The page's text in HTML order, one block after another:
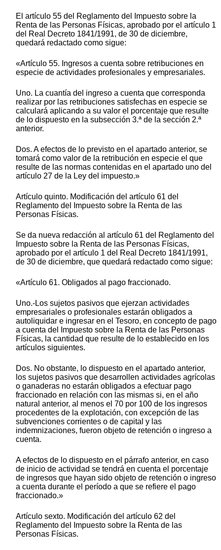
El artículo 55 del Reglamento del Impuesto sobre la
Renta de las Personas Físicas, aprobado por el artículo 1
del Real Decreto 1841/1991, de 30 de diciembre,
quedará redactado como sigue:
«Artículo 55. Ingresos a cuenta sobre retribuciones en
especie de actividades profesionales y empresariales.
Uno. La cuantía del ingreso a cuenta que corresponda
realizar por las retribuciones satisfechas en especie se
calculará aplicando a su valor el porcentaje que resulte
de lo dispuesto en la subsección 3.ª de la sección 2.ª
anterior.
Dos. A efectos de lo previsto en el apartado anterior, se
tomará como valor de la retribución en especie el que
resulte de las normas contenidas en el apartado uno del
artículo 27 de la Ley del impuesto.»
Artículo quinto. Modificación del artículo 61 del
Reglamento del Impuesto sobre la Renta de las
Personas Físicas.
Se da nueva redacción al artículo 61 del Reglamento del
Impuesto sobre la Renta de las Personas Físicas,
aprobado por el artículo 1 del Real Decreto 1841/1991,
de 30 de diciembre, que quedará redactado como sigue:
«Artículo 61. Obligados al pago fraccionado.
Uno.-Los sujetos pasivos que ejerzan actividades
empresariales o profesionales estarán obligados a
autoliquidar e ingresar en el Tesoro, en concepto de pago
a cuenta del Impuesto sobre la Renta de las Personas
Físicas, la cantidad que resulte de lo establecido en los
artículos siguientes.
Dos. No obstante, lo dispuesto en el apartado anterior,
los sujetos pasivos que desarrollen actividades agrícolas
o ganaderas no estarán obligados a efectuar pago
fraccionado en relación con las mismas si, en el año
natural anterior, al menos el 70 por 100 de los ingresos
procedentes de la explotación, con excepción de las
subvenciones corrientes o de capital y las
indemnizaciones, fueron objeto de retención o ingreso a
cuenta.
A efectos de lo dispuesto en el párrafo anterior, en caso
de inicio de actividad se tendrá en cuenta el porcentaje
de ingresos que hayan sido objeto de retención o ingreso
a cuenta durante el período a que se refiere el pago
fraccionado.»
Artículo sexto. Modificación del artículo 62 del
Reglamento del Impuesto sobre la Renta de las
Personas Físicas.